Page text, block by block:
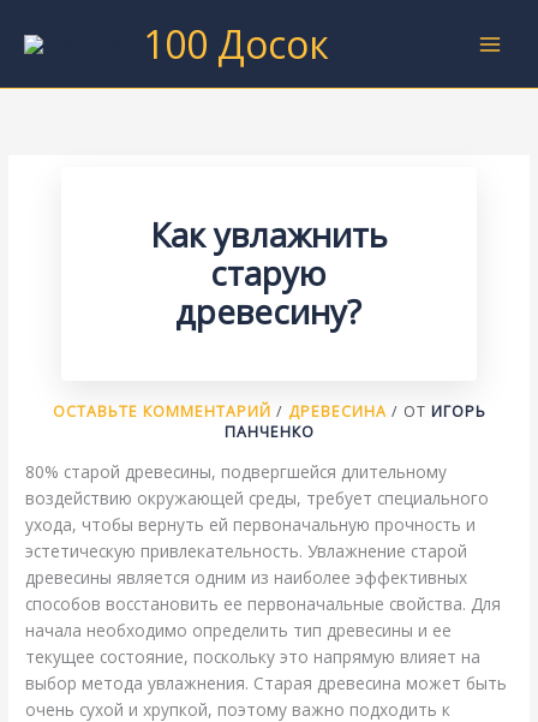
100 Досок
Как увлажнить
старую
древесину?
ОСТАВЬТЕ КОММЕНТАРИЙ / ДРЕВЕСИНА/ ОТ ИГОРЬ
ПАНЧЕНКО
80% старой древесины, подвергшейся длительному
воздействию окружающей среды, требует специального
ухода, чтобы вернуть ей первоначальную прочность и
эстетическую привлекательность. Увлажнение старой
древесины является одним из наиболее эффективных
способов восстановить ее первоначальные свойства. Для
начала необходимо определить тип древесины и ее
текущее состояние, поскольку это напрямую влияет на
выбор метода увлажнения. Старая древесина может быть
очень сухой и хрупкой, поэтому важно подходить к